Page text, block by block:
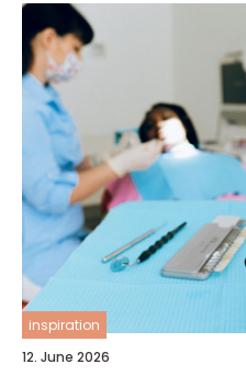
inspiration
12. June 2026